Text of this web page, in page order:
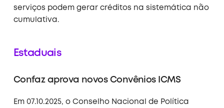
serviços podem gerar créditos na sistemática não
cumulativa.
Estaduais
Confaz aprova novos Convênios ICMS
Em 07.10.2025, o Conselho Nacional de Política